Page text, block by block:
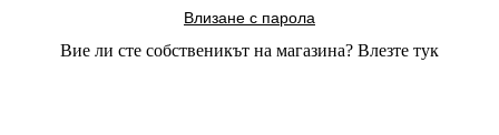
Влизане с парола
Вие ли сте собственикът на магазина? Влезте тук